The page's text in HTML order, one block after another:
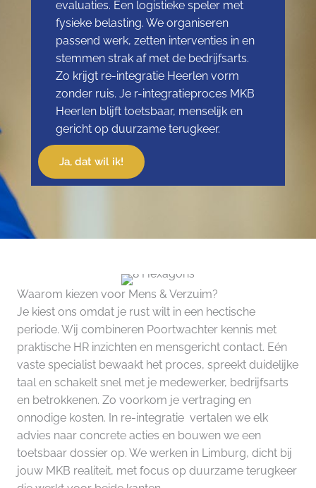
evaluaties. Een logistieke speler met
fysieke belasting. We organiseren
passend werk, zetten interventies in en
stemmen strak af met de bedrijfsarts.
Zo krijgt re-integratie Heerlen vorm
zonder ruis. Je r-integratieproces MKB
Heerlen blijft toetsbaar, menselijk en
gericht op duurzame terugkeer.
Ja, dat wil ik!
Waarom kiezen voor Mens & Verzuim?
Je kiest ons omdat je rust wilt in een hectische
periode. Wij combineren Poortwachter kennis met
praktische HR inzichten en mensgericht contact. Eén
vaste specialist bewaakt het proces, spreekt duidelijke
taal en schakelt snel met je medewerker, bedrijfsarts
en betrokkenen. Zo voorkom je vertraging en
onnodige kosten. In re-integratie vertalen we elk
advies naar concrete acties en bouwen we een
toetsbaar dossier op. We werken in Limburg, dicht bij
jouw MKB realiteit, met focus op duurzame terugkeer